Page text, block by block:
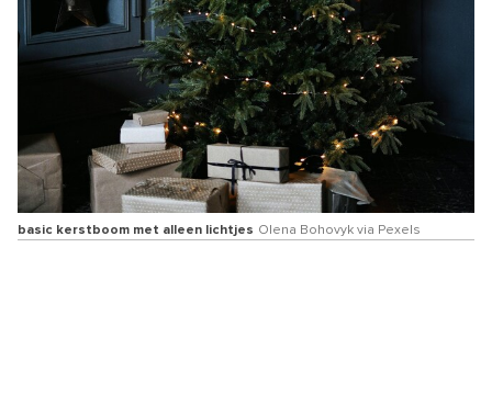
basic kerstboom met alleen lichtjes Olena Bohovyk via Pexels